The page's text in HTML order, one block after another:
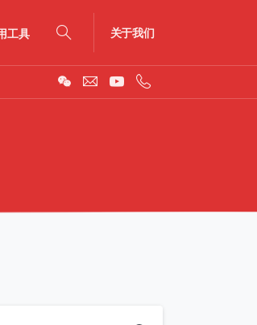
工具
Search
关于我们